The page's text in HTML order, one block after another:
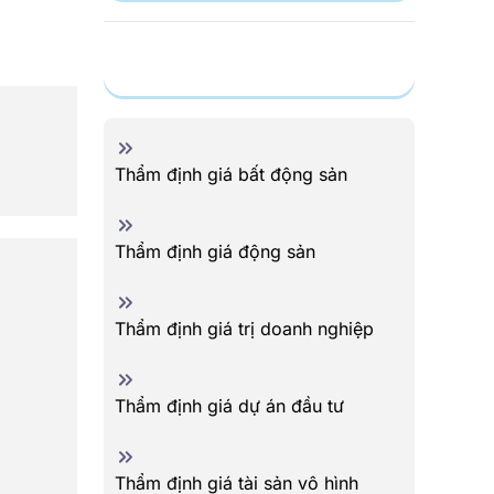
Thẩm định giá bất động sản
Thẩm định giá động sản
Thẩm định giá trị doanh nghiệp
Thẩm định giá dự án đầu tư
Thẩm định giá tài sản vô hình